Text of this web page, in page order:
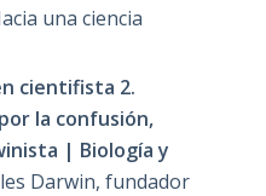
una ciencia
cientifista 2.
la confusión,
| Biología y
Darwin, fundador